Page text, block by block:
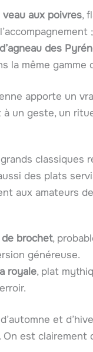
aux poivres,
;
des
la même gamme
apporte un
à un geste, un
classiques
des plats
aux amateurs
brochet,
généreuse.
royale, plat
et
On est